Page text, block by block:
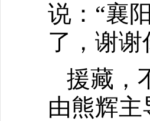
说：“襄
了，谢谢
援藏，
由熊辉